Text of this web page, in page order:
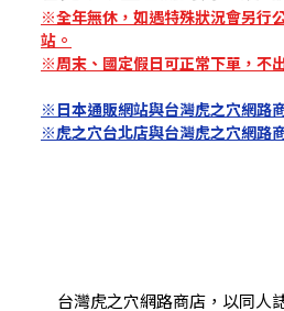
※全年無休，如遇特殊狀況會另行
站。
※周末、國定假日可正常下單，不
※日本通販網站與台灣虎之穴網路
※虎之穴台北店與台灣虎之穴網路
台灣虎之穴網路商店，以同人